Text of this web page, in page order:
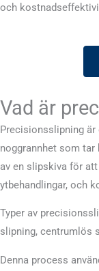
och
Vad är
Precisionsslipning är
noggrannhet som
av en slipskiva för
ytbehandlingar, och
Typer av
slipning, centrumlös
Denna process